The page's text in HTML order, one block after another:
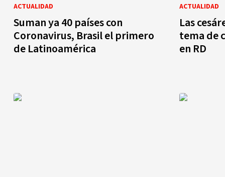
ACTUALIDAD
Suman ya 40 países con
Coronavirus, Brasil el primero
de Latinoamérica
ACTUALIDAD
Las
tema de
en RD